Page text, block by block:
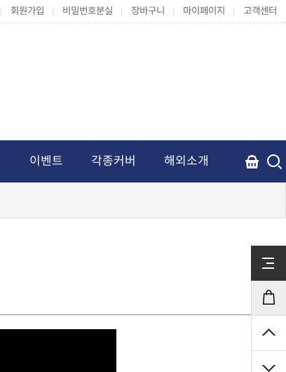
회원가입 비밀번호분실 장바구니 마이페이지 고객센터
이벤트 각종커버 해외소개